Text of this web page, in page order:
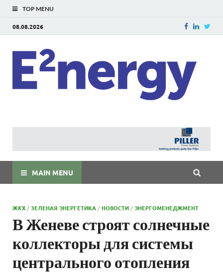
TOP MENU
08.08.2026
MAIN MENU
ЖКХ /ЗЕЛЕНАЯ ЭНЕРГЕТИКА /НОВОСТИ /ЭНЕРГОМЕНЕДЖМЕНТ
В Женеве строят солнечные
коллекторы для системы
центрального отопления